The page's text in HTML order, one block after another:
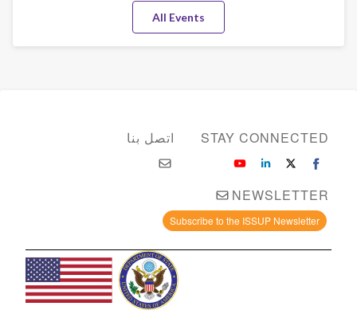
All Events
اتصل بنا STAY CONNECTED
NEWSLETTER
Subscribe to the ISSUP Newsletter